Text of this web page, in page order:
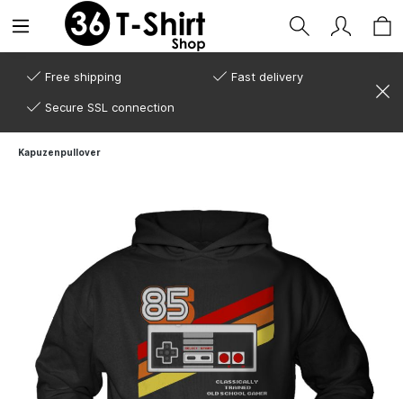
Free shipping Fast delivery
Secure SSL connection
Kapuzenpullover